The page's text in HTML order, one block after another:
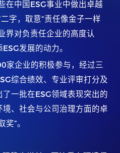
在中国 ESG事业中做出卓越
二字，取意“责任像金子一样
界对负责任企业的高度认
ESG发展的动力。
家企业的积极参与，经过三
综合绩效、专业评审打分及
了一批在ESG领域表现突出的
、社会与公司治理方面的卓
奖”。